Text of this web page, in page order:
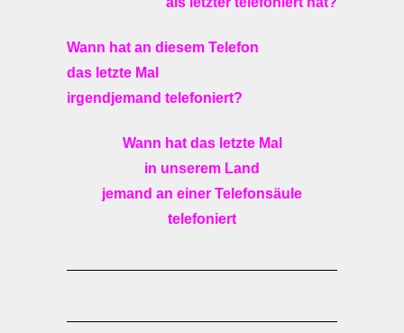
Wann hat an diesem Telefon
das letzte Mal
irgendjemand telefoniert?
Wann hat das letzte Mal
in unserem Land
jemand an einer Telefonsäule
telefoniert